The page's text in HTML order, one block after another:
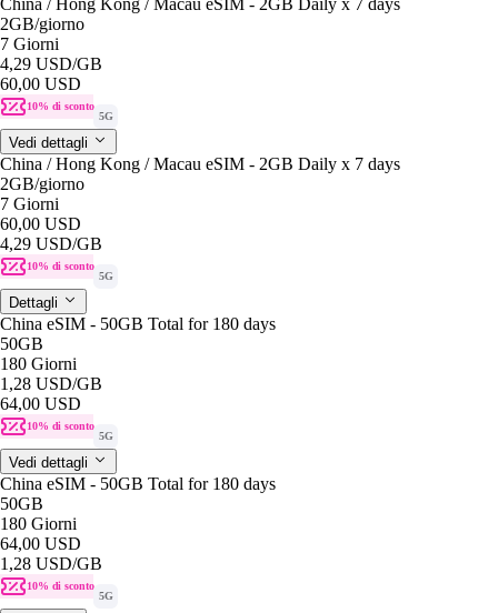
2GB/giorno
7 Giorni
4,29 USD/GB
60,00 USD
10% di sconto
5G
Vedi dettagli
China / Hong Kong / Macau eSIM - 2GB Daily x 7 days
2GB/giorno
7 Giorni
60,00 USD
4,29 USD/GB
10% di sconto
5G
Dettagli
China eSIM - 50GB Total for 180 days
50GB
180 Giorni
1,28 USD/GB
64,00 USD
10% di sconto
5G
Vedi dettagli
China eSIM - 50GB Total for 180 days
50GB
180 Giorni
64,00 USD
1,28 USD/GB
10% di sconto
5G